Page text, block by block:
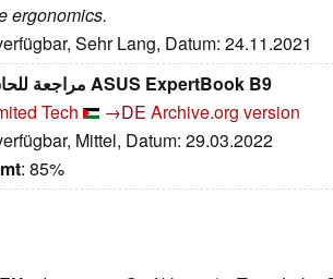
ergonomics.
Sehr Lang, Datum: 24.11.2021
مراجعة للحاسب المحمول ASUS ExpertBook B9
Tech →DE Archive.org version
Mittel, Datum: 29.03.2022
: 85%